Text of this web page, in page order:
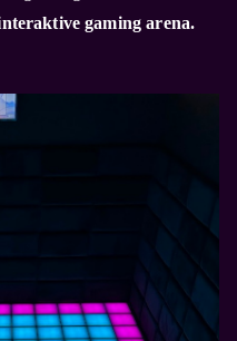
gaming arena.